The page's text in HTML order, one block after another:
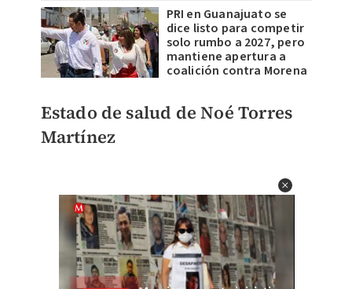
PRI en Guanajuato se
dice listo para competir
solo rumbo a 2027, pero
mantiene apertura a
coalición contra Morena
Estado de salud de Noé Torres
Martínez